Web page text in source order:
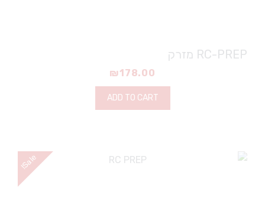
RC-PREP מזרק
₪178.00
ADD TO CART
S
a
l
e
!